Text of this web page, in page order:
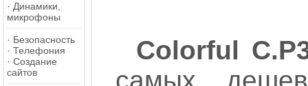
· Динамики,
микрофоны
· Безопасность
· Телефония
· Создание
сайтов
Colorful